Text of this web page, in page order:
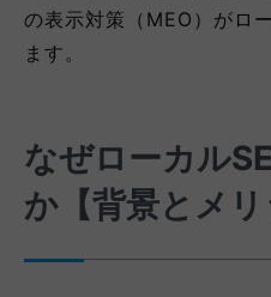
の表示対策（MEO）がロ
ます。
なぜローカル
か【背景とメリ